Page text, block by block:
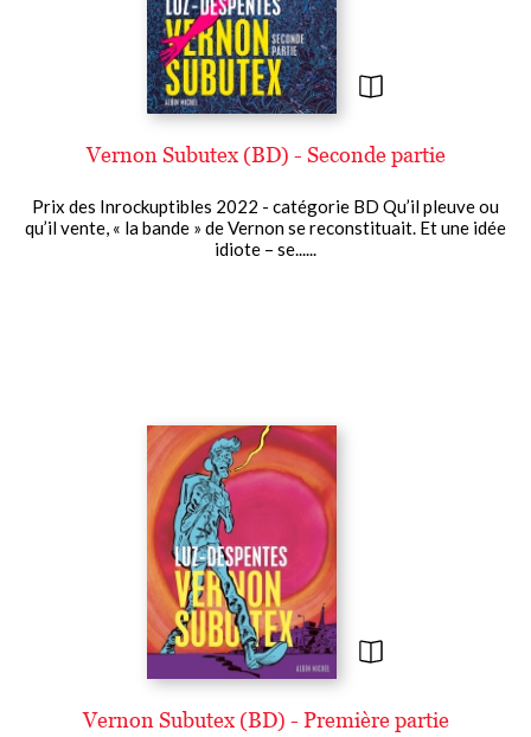
Vernon Subutex (BD) - Seconde partie
Prix des Inrockuptibles 2022 - catégorie BD Qu’il pleuve ou
qu’il vente, « la bande » de Vernon se reconstituait. Et une idée
idiote – se......
Vernon Subutex (BD) - Première partie